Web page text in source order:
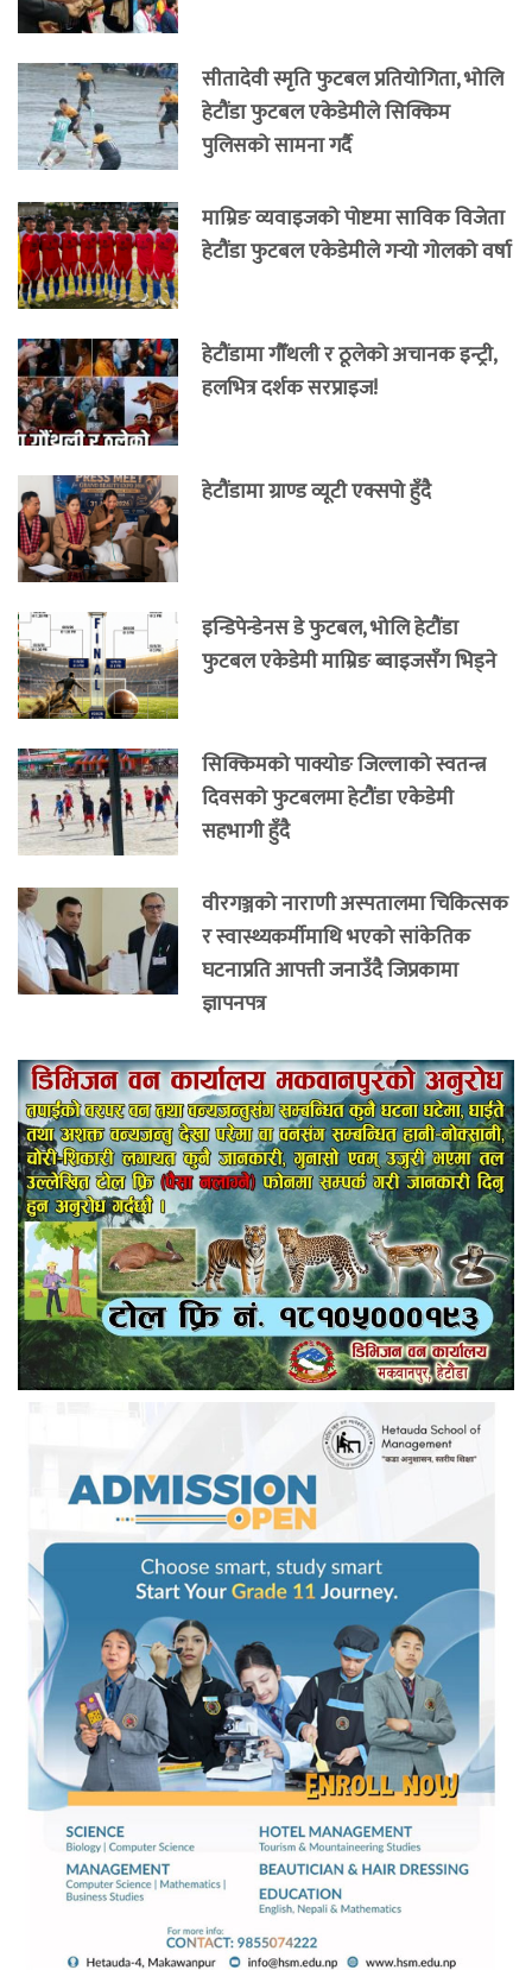
सीतादेवी स्मृति फुटबल प्रतियोगिता, भोलि
हेटौंडा फुटबल एकेडेमीले सिक्किम
पुलिसको सामना गर्दै
माम्रिङ व्यवाइजको पोष्टमा साविक विजेता
हेटौंडा फुटबल एकेडेमीले गर्‍यो गोलको वर्षा
हेटौंडामा गौँथली र ठूलेको अचानक इन्ट्री,
हलभित्र दर्शक सरप्राइज!
हेटौंडामा ग्राण्ड व्यूटी एक्सपो हुँदै
इन्डिपेन्डेनस डे फुटबल, भोलि हेटौंडा
फुटबल एकेडेमी माम्रिङ ब्वाइजसँग भिड्ने
सिक्किमको पाक्योङ जिल्लाको स्वतन्त्र
दिवसको फुटबलमा हेटौंडा एकेडेमी
सहभागी हुँदै
वीरगञ्जको नाराणी अस्पतालमा चिकित्सक
र स्वास्थ्यकर्मीमाथि भएको सांकेतिक
घटनाप्रति आपत्ती जनाउँदै जिप्रकामा
ज्ञापनपत्र